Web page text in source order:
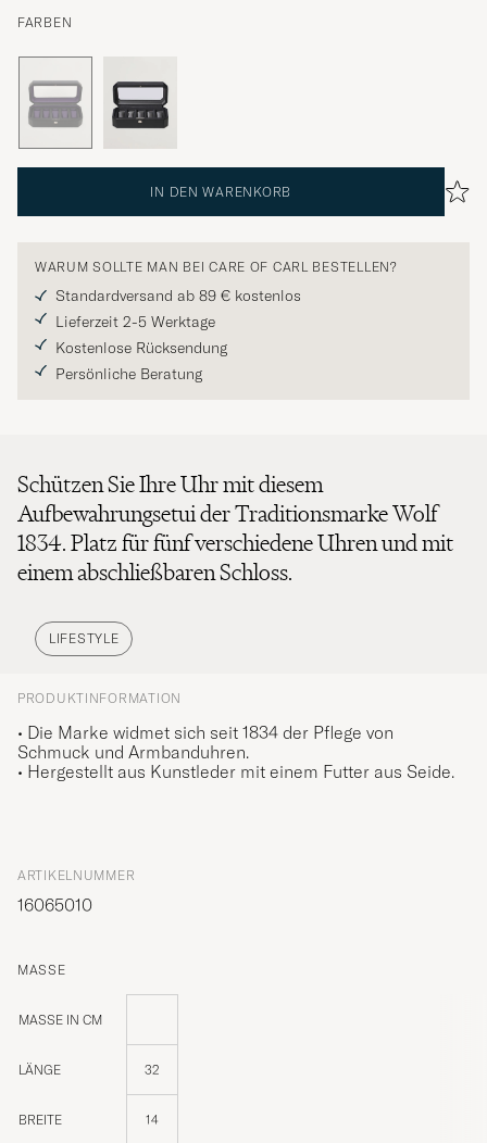
FARBEN
IN DEN WARENKORB
WARUM SOLLTE MAN BEI CARE OF CARL BESTELLEN?
Standardversand ab 89 € kostenlos
Lieferzeit 2-5 Werktage
Kostenlose Rücksendung
Persönliche Beratung
Schützen Sie Ihre Uhr mit diesem
Aufbewahrungsetui der Traditionsmarke Wolf
1834. Platz für fünf verschiedene Uhren und mit
einem abschließbaren Schloss.
LIFESTYLE
PRODUKTINFORMATION
• Die Marke widmet sich seit 1834 der Pflege von
Schmuck und Armbanduhren.
• Hergestellt aus Kunstleder mit einem Futter aus Seide.
ARTIKELNUMMER
16065010
MASSE
MASSE IN CM
LÄNGE 32
BREITE 14